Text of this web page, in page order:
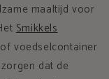
maaltijd voor
Smikkels
voedselcontainer
dat de